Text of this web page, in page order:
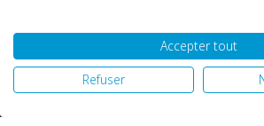
© 2026 PH06 Produits Propreté
Politique de confidentialité
Accepter tout
Refuser